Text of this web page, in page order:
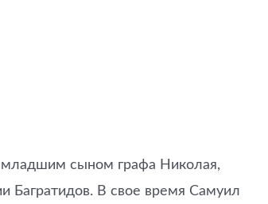
младшим сыном графа Николая,
Багратидов. В свое время Самуил